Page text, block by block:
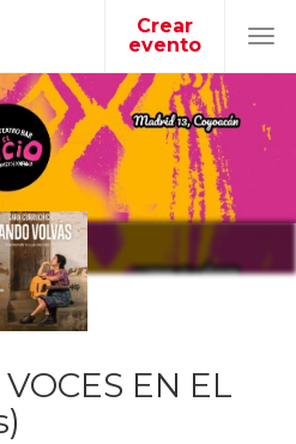
Crear
evento
EN EL